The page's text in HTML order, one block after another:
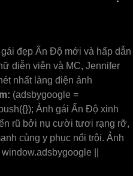
gái đẹp Ấn Độ mới và hấp dẫn
diễn viên và MC, Jennifer
nhất làng điện ảnh
(adsbygoogle =
Ảnh gái Ấn Độ xinh
rũ bởi nụ cười tươi rạng rỡ,
cùng y phục nổi trội. Ảnh
||